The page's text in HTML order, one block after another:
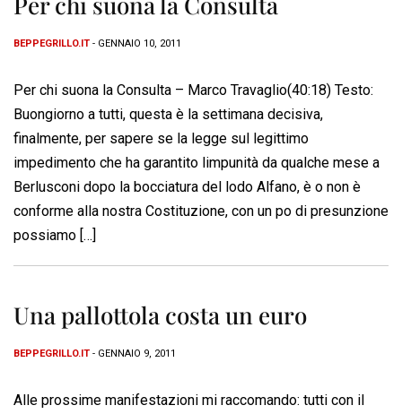
BEPPEGRILLO.IT - GENNAIO 10, 2011
Per chi suona la Consulta – Marco Travaglio(40:18) Testo:
Buongiorno a tutti, questa è la settimana decisiva,
finalmente, per sapere se la legge sul legittimo
impedimento che ha garantito limpunità da qualche mese a
Berlusconi dopo la bocciatura del lodo Alfano, è o non è
conforme alla nostra Costituzione, con un po di presunzione
possiamo […]
Una pallottola costa un euro
BEPPEGRILLO.IT - GENNAIO 9, 2011
Alle prossime manifestazioni mi raccomando: tutti con il